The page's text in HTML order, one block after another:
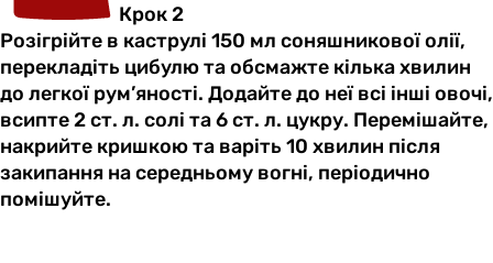
Крок 2
Розігрійте в каструлі 150 мл соняшникової олії,
перекладіть цибулю та обсмажте кілька хвилин
до легкої рум’яності. Додайте до неї всі інші овочі,
всипте 2 ст. л. солі та 6 ст. л. цукру. Перемішайте,
накрийте кришкою та варіть 10 хвилин після
закипання на середньому вогні, періодично
помішуйте.